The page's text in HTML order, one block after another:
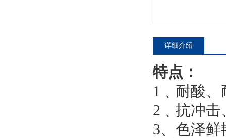
详细介绍
特点：
1﹑耐酸
2﹑抗冲
3、色泽